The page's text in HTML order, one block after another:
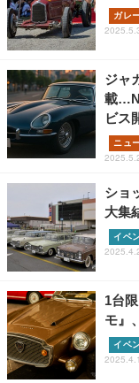
ガレ
ジャ
載
ビス
ニュ
ショ
大集
イベ
1台
モ』
イベ